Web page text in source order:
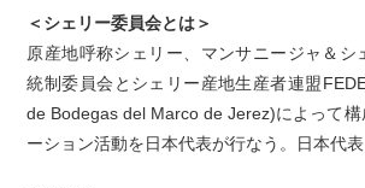
＜シェリー委員会とは＞
原産地呼称シェリー、マンサニージャ＆シ
統制委員会とシェリー産地生産者連盟
de Bodegas del Marco de Jerez)によって
ーション活動を日本代表が行なう。日本代